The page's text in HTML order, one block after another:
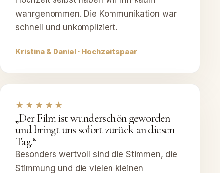
wahrgenommen. Die Kommunikation war
schnell und unkompliziert.
Kristina & Daniel · Hochzeitspaar
★★★★★
„Der Film ist wunderschön geworden
und bringt uns sofort zurück an diesen
Tag.“
Besonders wertvoll sind die Stimmen, die
Stimmung und die vielen kleinen